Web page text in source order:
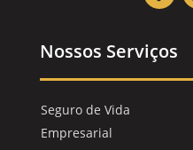
Nossos Serviços
Seguro de Vida
Empresarial